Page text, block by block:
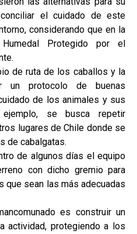
el cuidado de este
considerando que en la
Protegido por el
de ruta de los caballos y la
un protocolo de buenas
de los animales y sus
se busca repetir
lugares de Chile donde se
de cabalgatas.
de algunos días el equipo
con dicho gremio para
que sean las más adecuadas
es construir un
actividad, protegiendo a los